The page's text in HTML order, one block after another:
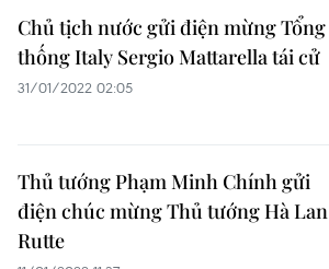
Chủ tịch nước gửi điện mừng Tổng
thống Italy Sergio Mattarella tái cử
31/01/2022 02:05
Thủ tướng Phạm Minh Chính gửi
điện chúc mừng Thủ tướng Hà Lan
Rutte